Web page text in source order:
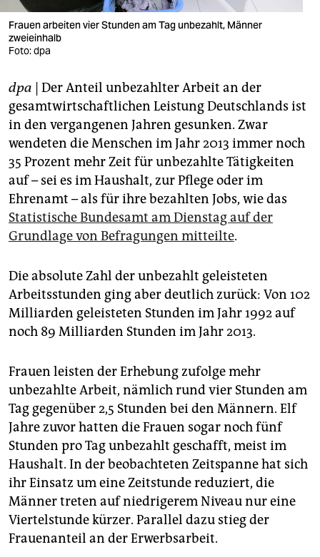
verlag
verlag
shop
fragen & hilfe
unterstützen
abo
genossenschaft
epaper login
Frauen arbeiten vier Stunden am Tag unbezahlt, Männer
zweieinhalb
Foto: dpa
dpa | Der Anteil unbezahlter Arbeit an der
gesamtwirtschaftlichen Leistung Deutschlands ist
in den vergangenen Jahren gesunken. Zwar
wendeten die Menschen im Jahr 2013 immer noch
35 Prozent mehr Zeit für unbezahlte Tätigkeiten
auf – sei es im Haushalt, zur Pflege oder im
Ehrenamt – als für ihre bezahlten Jobs, wie das
Statistische Bundesamt am Dienstag auf der
Grundlage von Befragungen mitteilte.
Die absolute Zahl der unbezahlt geleisteten
Arbeitsstunden ging aber deutlich zurück: Von 102
Milliarden geleisteten Stunden im Jahr 1992 auf
noch 89 Milliarden Stunden im Jahr 2013.
Frauen leisten der Erhebung zufolge mehr
unbezahlte Arbeit, nämlich rund vier Stunden am
Tag gegenüber 2,5 Stunden bei den Männern. Elf
Jahre zuvor hatten die Frauen sogar noch fünf
Stunden pro Tag unbezahlt geschafft, meist im
Haushalt. In der beobachteten Zeitspanne hat sich
ihr Einsatz um eine Zeitstunde reduziert, die
Männer treten auf niedrigerem Niveau nur eine
Viertelstunde kürzer. Parallel dazu stieg der
Frauenanteil an der Erwerbsarbeit.